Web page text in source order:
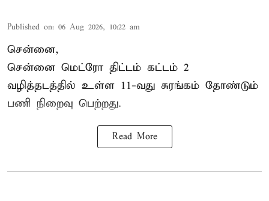
Published on: 06 Aug 2026, 10:22 am
சென்னை,
சென்னை மெட்ரோ திட்டம் கட்டம் 2
வழித்தடத்தில் உள்ள 11-வது சுரங்கம் தோண்டும்
பணி நிறைவு பெற்றது.
Read More